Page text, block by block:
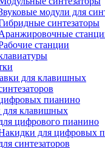
модули для
синтезаторы
станции
для клавишных
пианино
для клавишных
цифрового пианино
для цифровых
синтезаторов